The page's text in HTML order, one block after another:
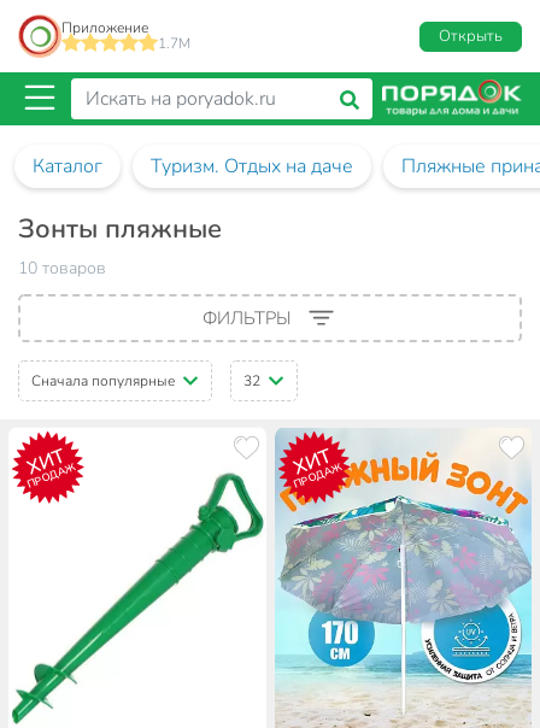
Приложение
1.7M
Открыть
Каталог Туризм. Отдых на даче Пляжные
Зонты пляжные
10 товаров
ФИЛЬТРЫ
Сначала популярные 32
ХИТ
ПРОДАЖ ХИТ
ПРОДАЖ